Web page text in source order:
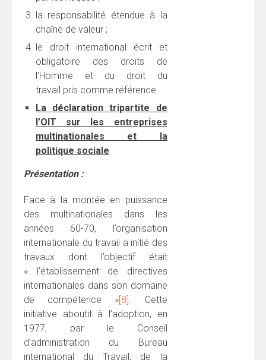
la responsabilité étendue à la
chaîne de valeur ;
le droit international écrit et
obligatoire des droits de
l’Homme et du droit du
travail pris comme référence.
La déclaration tripartite de
l’OIT sur les entreprises
multinationales et la
politique sociale
Présentation :
Face à la montée en puissance
des multinationales dans les
années 60-70, l’organisation
internationale du travail a initié des
travaux dont l’objectif était
« l’établissement de directives
internationales dans son domaine
de compétence »[8]. Cette
initiative aboutit à l’adoption, en
1977, par le Conseil
d’administration du Bureau
international du Travail, de la